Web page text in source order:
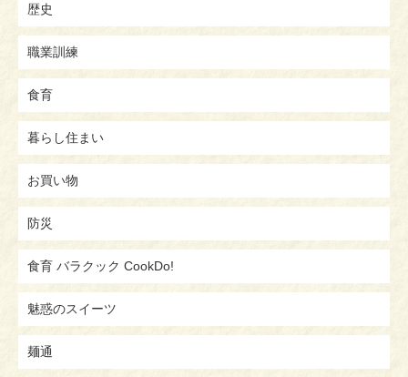
歴史
職業訓練
食育
暮らし住まい
お買い物
防災
食育 バラクック CookDo!
魅惑のスイーツ
麺通